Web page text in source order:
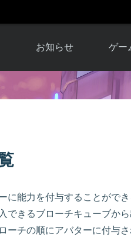
お知らせ
お知らせ一覧
ゲー
ソウ
アップ
に能力を付与することがで
できるブローチキューブか
チの順にアバターに付与